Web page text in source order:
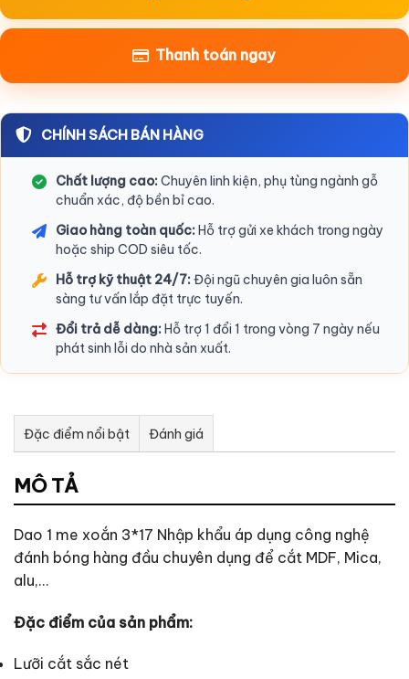
Thanh toán ngay
CHÍNH SÁCH BÁN HÀNG
Chất lượng cao:Chuyên linh kiện, phụ tùng ngành gỗ
chuẩn xác, độ bền bỉ cao.
Giao hàng toàn quốc:Hỗ trợ gửi xe khách trong ngày
hoặc ship COD siêu tốc.
Hỗ trợ kỹ thuật 24/7:Đội ngũ chuyên gia luôn sẵn
sàng tư vấn lắp đặt trực tuyến.
Đổi trả dễ dàng:Hỗ trợ 1 đổi 1 trong vòng 7 ngày nếu
phát sinh lỗi do nhà sản xuất.
Đặc điểm nổi bật Đánh giá
Tư vấn & bán hàng qua Facebook
MÔ TẢ
Dao 1 me xoắn 3*17 Nhập khẩu áp dụng công nghệ
đánh bóng hàng đầu chuyên dụng để cắt MDF, Mica,
alu,…
Đặc điểm của sản phẩm:
Lưỡi cắt sắc nét